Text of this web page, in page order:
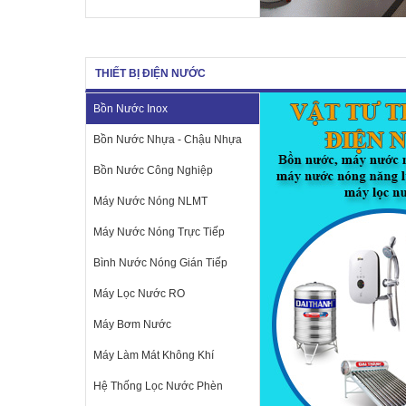
THIẾT BỊ ĐIỆN NƯỚC
Bồn Nước Inox
Bồn Nước Nhựa - Chậu Nhựa
Bồn Nước Công Nghiệp
Máy Nước Nóng NLMT
Máy Nước Nóng Trực Tiếp
Bình Nước Nóng Gián Tiếp
Máy Lọc Nước RO
Máy Bơm Nước
Máy Làm Mát Không Khí
Hệ Thống Lọc Nước Phèn